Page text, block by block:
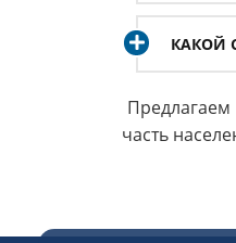
КАКОЙ
часть